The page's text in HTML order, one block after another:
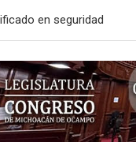
en seguridad